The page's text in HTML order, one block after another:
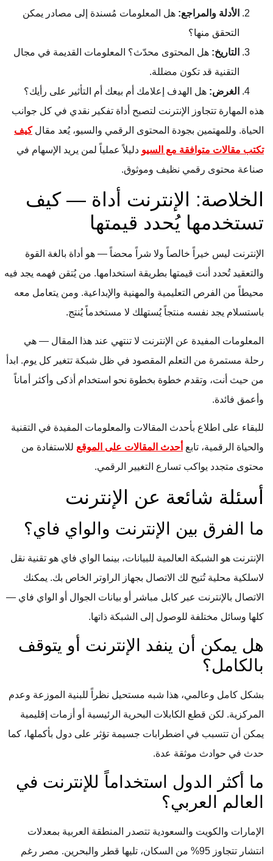
الأدلة والمراجع: هل المعلومات مُسندة إلى مصادر يمكن
التحقق منها؟
التاريخ: هل المحتوى محدّث؟ المعلومات القديمة في مجال
التقنية قد تكون مضللة.
الغرض: هل الهدف إعلامك أم بيعك أم التأثير على رأيك؟
هذه المهارة تتجاوز الإنترنت لتصبح أداة تفكير نقدي في كل جوانب
الحياة. وللمهتمين بجودة المحتوى الرقمي والسيو، يُعد مقالكيف
تكتب مقالات متوافقة مع السيو دليلاً عملياً لمن يريد الإسهام في
صناعة محتوى رقمي نظيف وموثوق.
الخلاصة: الإنترنت أداة — كيف
تستخدمها يُحدد قيمتها
الإنترنت ليس خيراً خالصاً ولا شراً محضاً — هو أداة بالغة القوة
والتعقيد تُحدد أنت قيمتها بطريقة استخدامها. من يُتقن فهمه يجد فيه
محيطاً من الفرص التعليمية والمهنية والإبداعية. ومن يتعامل معه
باستسلام يجد نفسه منتجاً يُستهلك لا مستخدماً يُنتج.
المعلومات المفيدة عن الإنترنت لا تنتهي عند هذا المقال — هي
رحلة مستمرة من التعلم المقصود في ظل شبكة تتغير كل يوم. ابدأ
من حيث أنت، وتقدم خطوة بخطوة نحو استخدام أذكى وأكثر أماناً
وأعمق فائدة.
للبقاء على اطلاع بأحدث المقالات والمعلومات المفيدة في التقنية
والحياة الرقمية، تابع أحدث المقالات على الموقع للاستفادة من
محتوى متجدد يواكب تسارع التغيير الرقمي.
أسئلة شائعة عن الإنترنت
ما الفرق بين الإنترنت والواي فاي؟
الإنترنت هو الشبكة العالمية للبيانات، بينما الواي فاي هو تقنية نقل
لاسلكية محلية تُتيح لك الاتصال بجهاز الراوتر الخاص بك. يمكنك
الاتصال بالإنترنت عبر كابل مباشر أو بيانات الجوال أو الواي فاي —
كلها وسائل مختلفة للوصول إلى الشبكة ذاتها.
هل يمكن أن ينفد الإنترنت أو يتوقف
بالكامل؟
بشكل كامل وعالمي، هذا شبه مستحيل نظراً للبنية الموزعة وعدم
المركزية. لكن قطع الكابلات البحرية الرئيسية أو أزمات إقليمية
يمكن أن تتسبب في اضطرابات جسيمة تؤثر على دول بأكملها، كما
حدث في حوادث موثقة عدة.
ما أكثر الدول استخداماً للإنترنت في
العالم العربي؟
الإمارات والكويت والسعودية تتصدر المنطقة العربية بمعدلات
انتشار تتجاوز 95% من السكان، تليها قطر والبحرين. مصر رغم